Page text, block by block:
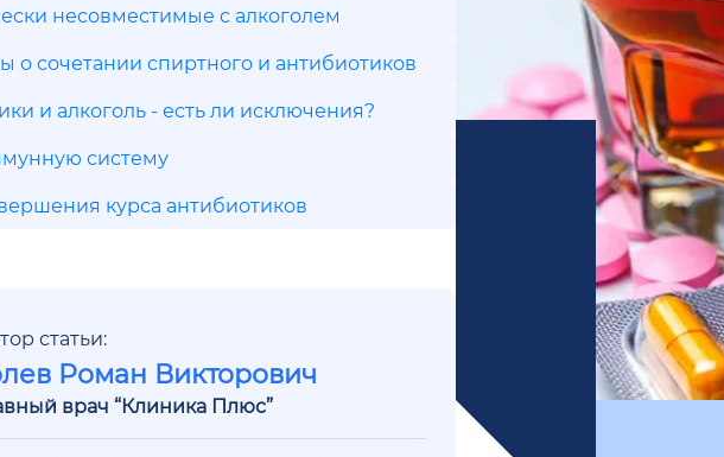
несовместимые с алкоголем
сочетании спиртного и антибиотиков
и алкоголь - есть ли исключения?
систему
курса антибиотиков
статьи:
Роман Викторович
врач “Клиника Плюс”